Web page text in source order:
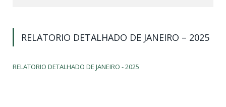
RELATORIO DETALHADO DE JANEIRO – 2025
RELATORIO DETALHADO DE JANEIRO - 2025